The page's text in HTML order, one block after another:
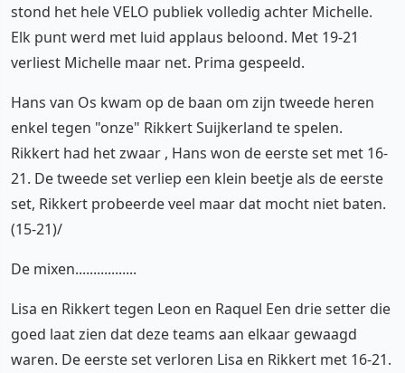
stond het hele VELO publiek volledig achter Michelle.
Elk punt werd met luid applaus beloond. Met 19-21
verliest Michelle maar net. Prima gespeeld.
Hans van Os kwam op de baan om zijn tweede heren
enkel tegen "onze" Rikkert Suijkerland te spelen.
Rikkert had het zwaar , Hans won de eerste set met 16-
21. De tweede set verliep een klein beetje als de eerste
set, Rikkert probeerde veel maar dat mocht niet baten.
(15-21)/
De mixen.................
Lisa en Rikkert tegen Leon en Raquel Een drie setter die
goed laat zien dat deze teams aan elkaar gewaagd
waren. De eerste set verloren Lisa en Rikkert met 16-21.